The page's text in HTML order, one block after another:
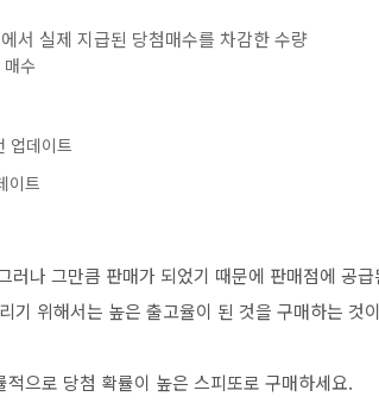
서 실제 지급된 당첨매수를 차감한 수량
수
업데이트
이트
러나 그만큼 판매가 되었기 때문에 판매점에 공
기 위해서는 높은 출고율이 된 것을 구매하는 것
으로 당첨 확률이 높은 스피또로 구매하세요.